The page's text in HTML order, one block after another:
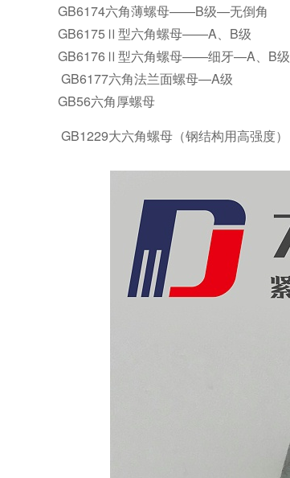
GB6174六角薄螺母——B级—无倒角
GB6175Ⅱ型六角螺母——A、B级
GB6176Ⅱ型六角螺母——细牙—A、B级
GB6177六角法兰面螺母—A级
GB56六角厚螺母
GB1229大六角螺母（钢结构用高强度）